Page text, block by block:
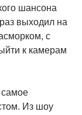
шансона
выходил на
с
к камерам
Из шоу